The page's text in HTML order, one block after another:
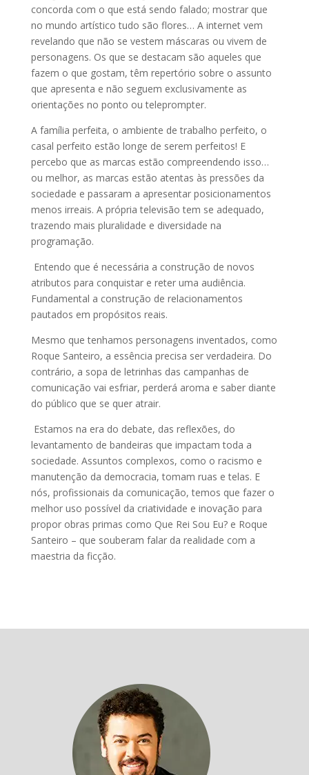
concorda com o que está sendo falado; mostrar que
no mundo artístico tudo são flores… A internet vem
revelando que não se vestem máscaras ou vivem de
personagens. Os que se destacam são aqueles que
fazem o que gostam, têm repertório sobre o assunto
que apresenta e não seguem exclusivamente as
orientações no ponto ou teleprompter.
A família perfeita, o ambiente de trabalho perfeito, o
casal perfeito estão longe de serem perfeitos! E
percebo que as marcas estão compreendendo isso…
ou melhor, as marcas estão atentas às pressões da
sociedade e passaram a apresentar posicionamentos
menos irreais. A própria televisão tem se adequado,
trazendo mais pluralidade e diversidade na
programação.
Entendo que é necessária a construção de novos
atributos para conquistar e reter uma audiência.
Fundamental a construção de relacionamentos
pautados em propósitos reais.
Mesmo que tenhamos personagens inventados, como
Roque Santeiro, a essência precisa ser verdadeira. Do
contrário, a sopa de letrinhas das campanhas de
comunicação vai esfriar, perderá aroma e saber diante
do público que se quer atrair.
Estamos na era do debate, das reflexões, do
levantamento de bandeiras que impactam toda a
sociedade. Assuntos complexos, como o racismo e
manutenção da democracia, tomam ruas e telas. E
nós, profissionais da comunicação, temos que fazer o
melhor uso possível da criatividade e inovação para
propor obras primas como Que Rei Sou Eu? e Roque
Santeiro – que souberam falar da realidade com a
maestria da ficção.